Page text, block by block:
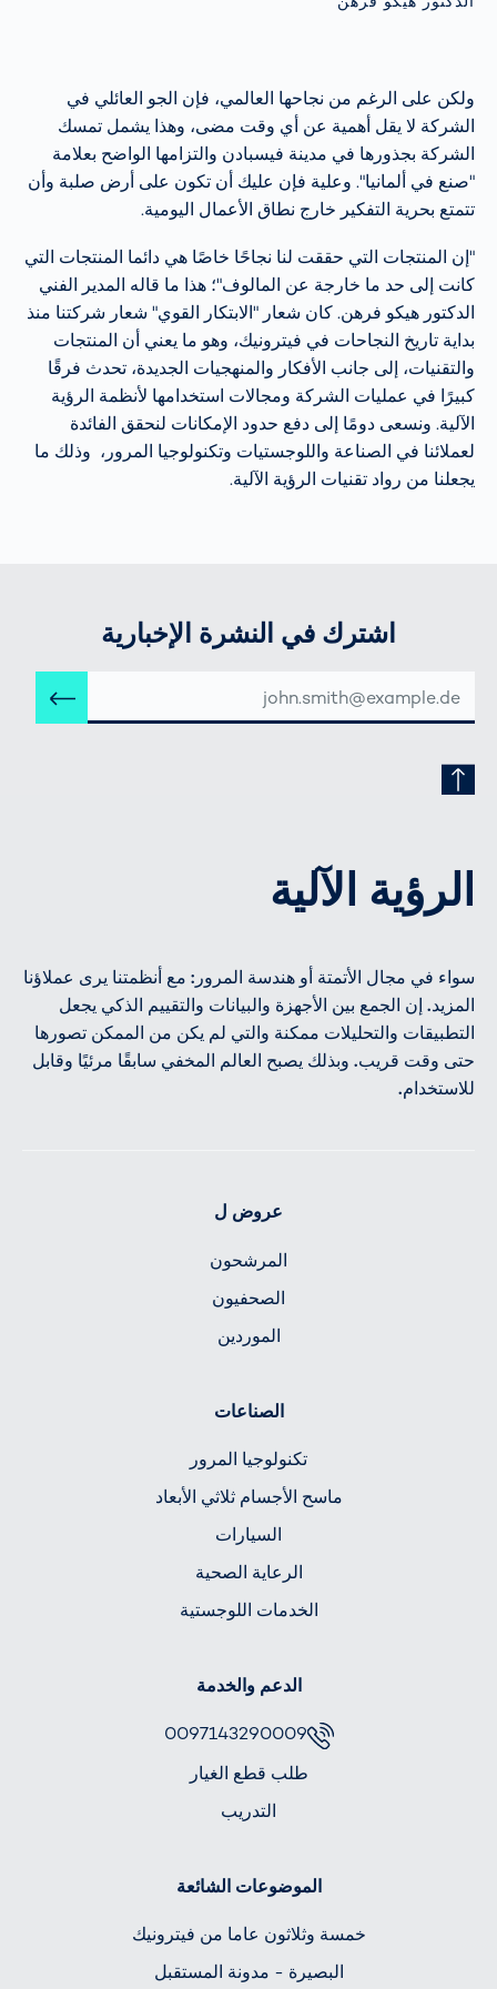
ولكن على الرغم من نجاحها العالمي، فإن الجو العائلي في
الشركة لا يقل أهمية عن أي وقت مضى، وهذا يشمل تمسك
الشركة بجذورها في مدينة فيسبادن والتزامها الواضح بعلامة
"صنع في ألمانيا". وعلية فإن عليك أن تكون على أرض صلبة وأن
تتمتع بحرية التفكير خارج نطاق الأعمال اليومية.
"إن المنتجات التي حققت لنا نجاحًا خاصًا هي دائما المنتجات التي
كانت إلى حد ما خارجة عن المالوف"؛ هذا ما قاله المدير الفني
الدكتور هيكو فرهن. كان شعار "الابتكار القوي" شعار شركتنا منذ
بداية تاريخ النجاحات في فيترونيك، وهو ما يعني أن المنتجات
والتقنيات، إلى جانب الأفكار والمنهجيات الجديدة، تحدث فرقًا
كبيرًا في عمليات الشركة ومجالات استخدامها لأنظمة الرؤية
الآلية. ونسعى دومًا إلى دفع حدود الإمكانات لنحقق الفائدة
لعملائنا في الصناعة واللوجستيات وتكنولوجيا المرور، وذلك ما
يجعلنا من رواد تقنيات الرؤية الآلية.
اشترك في النشرة الإخبارية
البريد
الإلكتروني
الرؤية الآلية
سواء في مجال الأتمتة أو هندسة المرور: مع أنظمتنا يرى عملاؤنا
المزيد. إن الجمع بين الأجهزة والبيانات والتقييم الذكي يجعل
التطبيقات والتحليلات ممكنة والتي لم يكن من الممكن تصورها
حتى وقت قريب. وبذلك يصبح العالم المخفي سابقًا مرئيًا وقابل
للاستخدام.
عروض ل
المرشحون
الصحفيون
الموردين
الصناعات
تكنولوجيا المرور
ماسح الأجسام ثلاثي الأبعاد
السيارات
الرعاية الصحية
الخدمات اللوجستية
الدعم والخدمة
0097143290009
طلب قطع الغيار
التدريب
الموضوعات الشائعة
خمسة وثلاثون عاما من فيترونيك
البصيرة - مدونة المستقبل